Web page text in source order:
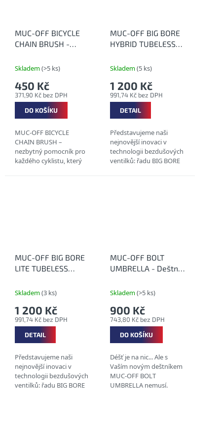
MUC-OFF BICYCLE
CHAIN BRUSH -
řetězů
Skladem(>5 ks)
371,90 Kč bez DPH
450 Kč
DO KOŠÍKU
MUC-OFF BICYCLE
CHAIN BRUSH –
nezbytný pomocník pro
každého cyklistu, který
MUC-OFF BIG BORE
HYBRID TUBELESS
bezdušové ventilky
Skladem(5 ks)
991,74 Kč bez DPH
1 200 Kč
DETAIL
Představujeme naši
nejnovější inovaci v
technologii bezdušových
ventilků: řadu BIG BORE
MUC-OFF BIG BORE
LITE TUBELESS
bezdušové ventilky
Skladem(3 ks)
991,74 Kč bez DPH
1 200 Kč
DETAIL
Představujeme naši
nejnovější inovaci v
technologii bezdušových
ventilků: řadu BIG BORE
MUC-OFF BOLT
UMBRELLA - Deštník
Skladem(>5 ks)
743,80 Kč bez DPH
900 Kč
DO KOŠÍKU
Déšť je na nic... Ale s
Vaším novým deštníkem
MUC-OFF BOLT
UMBRELLA nemusí.